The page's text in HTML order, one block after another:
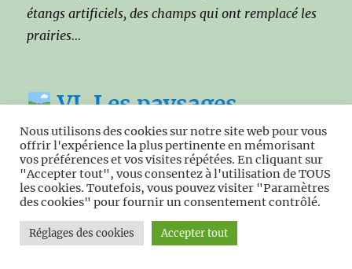
étangs artificiels, des champs qui ont remplacé les
prairies…
VI. Les paysages
transformés
L’Avesnois n’est pas un territoire figé. C’est un
paysage vivant, traversé par les usages, les
mutations, les reconversions, les
modernisations. À côté des prairies anciennes,
Nous utilisons des cookies sur notre site web pour vous
offrir l'expérience la plus pertinente en mémorisant
vos préférences et vos visites répétées. En cliquant sur
"Accepter tout", vous consentez à l'utilisation de TOUS
les cookies. Toutefois, vous pouvez visiter "Paramètres
des cookies" pour fournir un consentement contrôlé.
Réglages des cookies Accepter tout